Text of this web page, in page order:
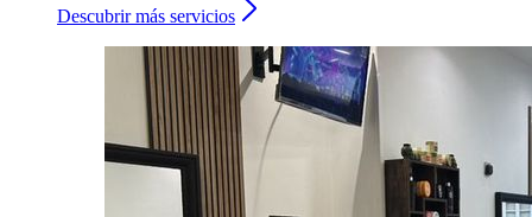
Descubrir más servicios